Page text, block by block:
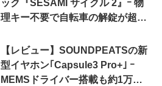
ック『SESAMI サイクル 2』ｰ 物
理キー不要で自転車の解錠が超簡
【レビュー】SOUNDPEATSの新
型イヤホン｢Capsule3 Pro+｣ ｰ
MEMSドライバー搭載も約1万円